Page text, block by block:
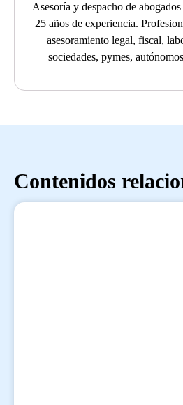
Asesoría y despacho de
25 años de experiencia.
asesoramiento legal, fiscal,
sociedades, pymes,
Contenidos